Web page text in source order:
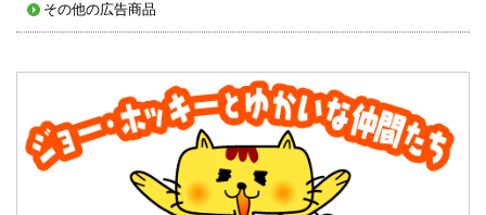
その他の広告商品